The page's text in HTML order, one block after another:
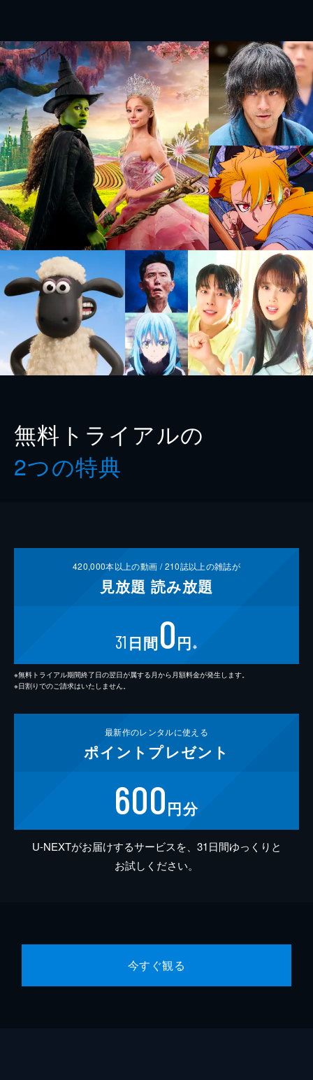
無料トライアルの
2つの特典
420,000本以上の動画 /210誌以上の雑誌が
見放題 読み放題
31 日間0円 ※
※無料トライアル期間終了日の翌日が属する月から月額料金が発生します。
※日割りでのご請求はいたしません。
最新作のレンタルに使える
ポイント プレゼント
600円分
U-NEXTがお届けするサービスを、31日間ゆっくりと
お試しください。
今すぐ観る